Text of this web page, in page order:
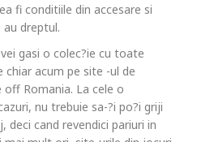
fi conditiile din accesare si
dreptul.
gasi o colec?ie cu toate
chiar acum pe site -ul de
Romania. La cele o
nu trebuie sa-?i po?i griji
deci cand revendici pariuri in